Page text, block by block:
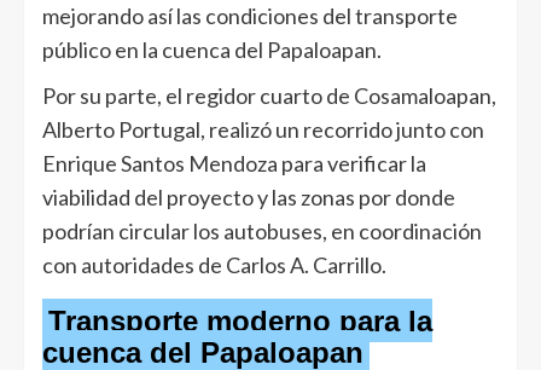
mejorando así las condiciones del transporte
público en la cuenca del Papaloapan.
Por su parte, el regidor cuarto de Cosamaloapan,
Alberto Portugal, realizó un recorrido junto con
Enrique Santos Mendoza para verificar la
viabilidad del proyecto y las zonas por donde
podrían circular los autobuses, en coordinación
con autoridades de Carlos A. Carrillo.
Transporte moderno para la
cuenca del Papaloapan